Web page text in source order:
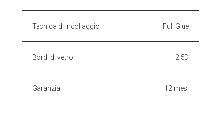
Tecnica di incollaggio Full Glue
Bordi di vetro 2.5D
Garanzia 12 mesi